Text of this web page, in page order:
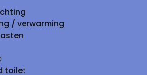
/ verwarming
toilet